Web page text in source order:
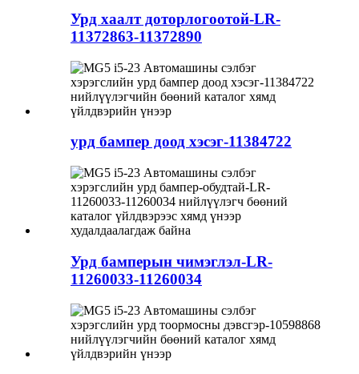
Урд хаалт доторлогоотой-LR-
11372863-11372890
урд бампер доод хэсэг-11384722
Урд бамперын чимэглэл-LR-
11260033-11260034